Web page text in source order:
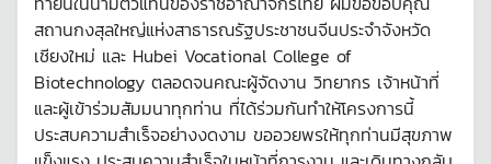
สถานกงสุลใหญ่แห่งสาธารณรัฐประชาชนจีนประจำจังหวัด
เชียงใหม่ และ Hubei Vocational College of
Biotechnology ตลอดจนคณะผู้จัดงาน วิทยากร เจ้าหน้าที่
และผู้เข้าร่วมสัมมนาทุกท่าน ที่ได้ร่วมกันทำให้โครงการนี้
ประสบความสำเร็จอย่างงดงาม ขออวยพรให้ทุกท่านมีสุขภาพ